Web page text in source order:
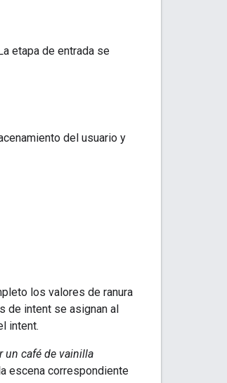
etapa de entrada se
del usuario y
los valores de ranura
de intent se asignan al
intent.
un café de vainilla
escena correspondiente